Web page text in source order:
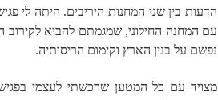
הדעות בין שני המחנות היריבים. היתה לי
עם המחנה החילוני, שמגמתם להביא
נפשם על בנין הארץ וקימום הריסותיה.
מצויד עם כל המטען שרכשתי לעצמי